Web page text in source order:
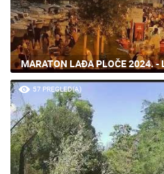
MARATON LAĐA PLOČE 2024. -
57 PREGLED(A)